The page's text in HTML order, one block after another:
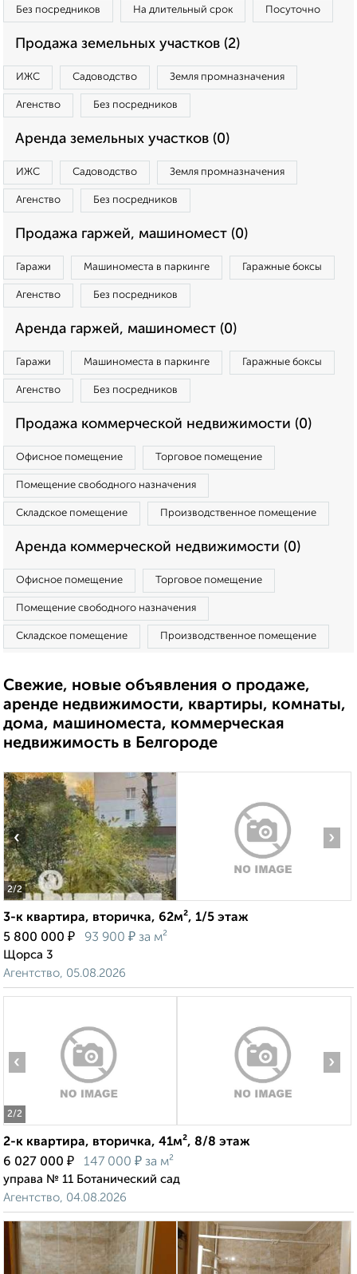
Без посредников На длительный срок Посуточно
Продажа земельных участков (2)
ИЖС Садоводство Земля промназначения
Агенство Без посредников
Аренда земельных участков (0)
ИЖС Садоводство Земля промназначения
Агенство Без посредников
Продажа гаржей, машиномест (0)
Гаражи Машиноместа в паркинге Гаражные боксы
Агенство Без посредников
Аренда гаржей, машиномест (0)
Гаражи Машиноместа в паркинге Гаражные боксы
Агенство Без посредников
Продажа коммерческой недвижимости (0)
Офисное помещение Торговое помещение
Помещение свободного назначения
Складское помещение Производственное помещение
Аренда коммерческой недвижимости (0)
Офисное помещение Торговое помещение
Помещение свободного назначения
Складское помещение Производственное помещение
Свежие, новые объявления о продаже,
аренде недвижимости, квартиры, комнаты,
дома, машиноместа, коммерческая
недвижимость в Белгороде
2/2
‹ ›
3-к квартира, вторичка, 62м², 1/5 этаж
5 800 000 ₽ 93 900 ₽ за м²
Щорса 3
Агентство, 05.08.2026
2/2
‹ ›
2-к квартира, вторичка, 41м², 8/8 этаж
6 027 000 ₽ 147 000 ₽ за м²
управа № 11 Ботанический сад
Агентство, 04.08.2026